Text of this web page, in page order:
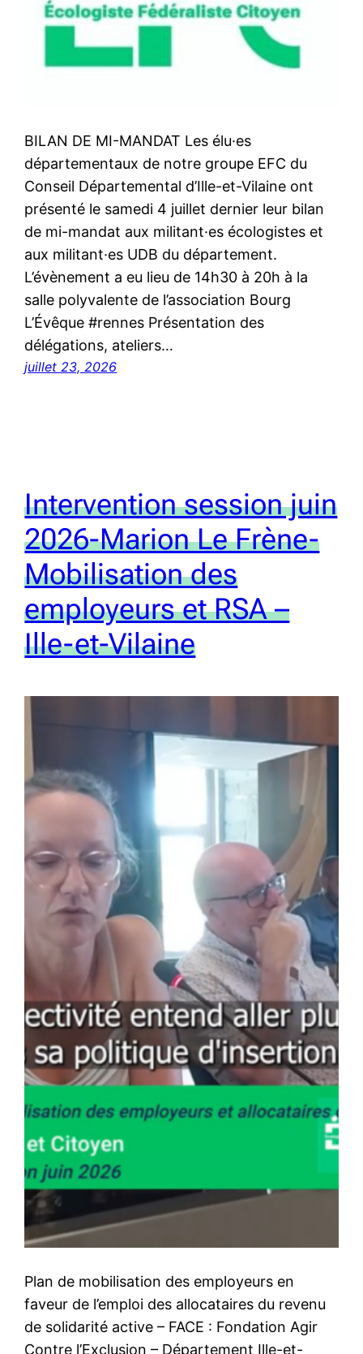
BILAN DE MI-MANDAT Les élu·es
départementaux de notre groupe EFC du
Conseil Départemental d’Ille-et-Vilaine ont
présenté le samedi 4 juillet dernier leur bilan
de mi-mandat aux militant·es écologistes et
aux militant·es UDB du département.
L’évènement a eu lieu de 14h30 à 20h à la
salle polyvalente de l’association Bourg
L’Évêque #rennes Présentation des
délégations, ateliers…
juillet 23, 2026
Intervention session juin
2026-Marion Le Frène-
Mobilisation des
employeurs et RSA –
Ille-et-Vilaine
Plan de mobilisation des employeurs en
faveur de l’emploi des allocataires du revenu
de solidarité active – FACE : Fondation Agir
Contre l’Exclusion – Département Ille-et-